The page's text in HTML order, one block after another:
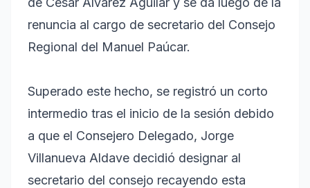
renuncia al cargo de secretario del Consejo
Regional del Manuel Paúcar.
Superado este hecho, se registró un corto
intermedio tras el inicio de la sesión debido
a que el Consejero Delegado, Jorge
Villanueva Aldave decidió designar al
secretario del consejo recayendo esta